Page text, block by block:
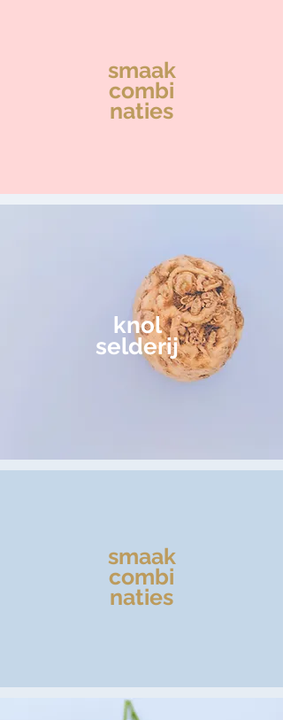
smaak
combi
naties
knol
selderij
smaak
combi
naties